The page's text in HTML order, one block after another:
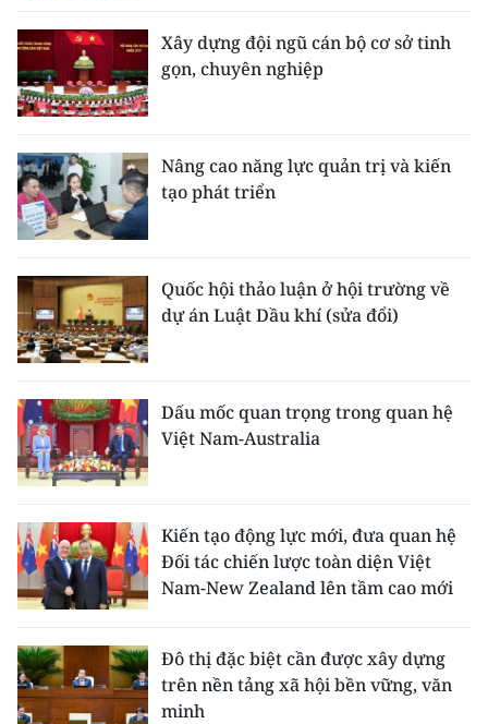
Xây dựng đội ngũ cán bộ cơ sở tinh
gọn, chuyên nghiệp
Nâng cao năng lực quản trị và kiến
tạo phát triển
Quốc hội thảo luận ở hội trường về
dự án Luật Dầu khí (sửa đổi)
Dấu mốc quan trọng trong quan hệ
Việt Nam-Australia
Kiến tạo động lực mới, đưa quan hệ
Đối tác chiến lược toàn diện Việt
Nam-New Zealand lên tầm cao mới
Đô thị đặc biệt cần được xây dựng
trên nền tảng xã hội bền vững, văn
minh